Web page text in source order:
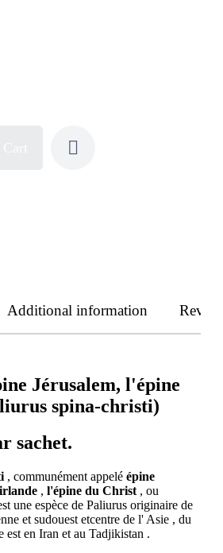
Additional information
Jérusalem, l'épine
spina-christi)
sachet.
, communément appelé épine
, l'épine du Christ , ou
une espèce de Paliurus originaire de
et sudouest etcentre de l' Asie , du
est en Iran et au Tadjikistan .